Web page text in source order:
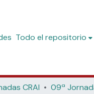
Todo el repositorio
CRAI